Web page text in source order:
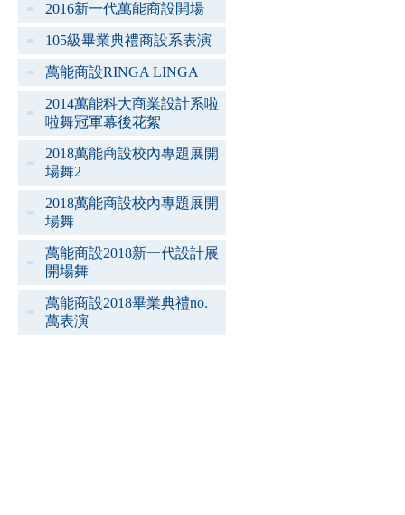
2016新一代萬能商設開場
105級畢業典禮商設系表演
萬能商設RINGA LINGA
2014萬能科大商業設計系啦
啦舞冠軍幕後花絮
2018萬能商設校內專題展開
場舞2
2018萬能商設校內專題展開
場舞
萬能商設2018新一代設計展
開場舞
萬能商設2018畢業典禮no.
萬表演